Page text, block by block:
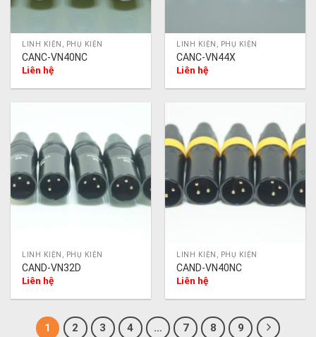
LINH KIỆN, PHỤ KIỆN
CANC-VN40NC
Liên hệ
LINH KIỆN, PHỤ KIỆN
CANC-VN44X
Liên hệ
LINH KIỆN, PHỤ KIỆN
CAND-VN32D
Liên hệ
LINH KIỆN, PHỤ KIỆN
CAND-VN40NC
Liên hệ
1 2 3 4 … 7 8 9